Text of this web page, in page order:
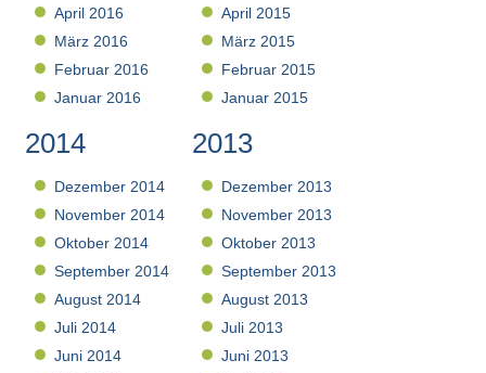
April 2016
März 2016
Februar 2016
Januar 2016
April 2015
März 2015
Februar 2015
Januar 2015
2014
Dezember 2014
November 2014
Oktober 2014
September 2014
August 2014
Juli 2014
Juni 2014
2013
Dezember 2013
November 2013
Oktober 2013
September 2013
August 2013
Juli 2013
Juni 2013